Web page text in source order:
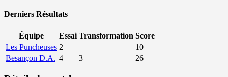
Derniers Résultats
Équipe Essai Transformation Score
Les Puncheuses 2 —
10
Besançon D.A. 4 3 26